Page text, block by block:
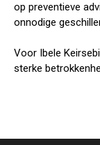
op preventieve
onnodige
Voor Ibele
sterke